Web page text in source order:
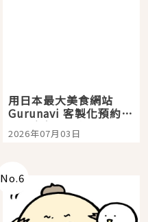
用日本最大美食網站
Gurunavi 客製化預約九
大都市餐廳，打造專屬
美食體驗！
2026年07月03日
No.6